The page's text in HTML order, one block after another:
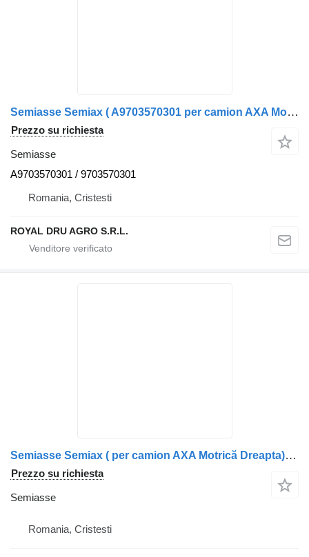
Semiasse Semiax ( A9703570301 per camion AXA Motrică Stânga) Mercedes-Benz
Prezzo su richiesta
Semiasse
A9703570301 / 9703570301
Romania, Cristesti
ROYAL DRU AGRO S.R.L.
Semiasse Semiax ( per camion AXA Motrică Dreapta) Volvo 20732973-11
Prezzo su richiesta
Semiasse
Romania, Cristesti